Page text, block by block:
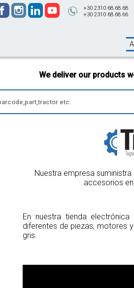
+30 2310 68.68.68
+30 2310 68.68.66
worldwide!All orders Until
Nuestra empresa
accesorios
En nuestra tienda
diferentes de piezas, motores
gris.